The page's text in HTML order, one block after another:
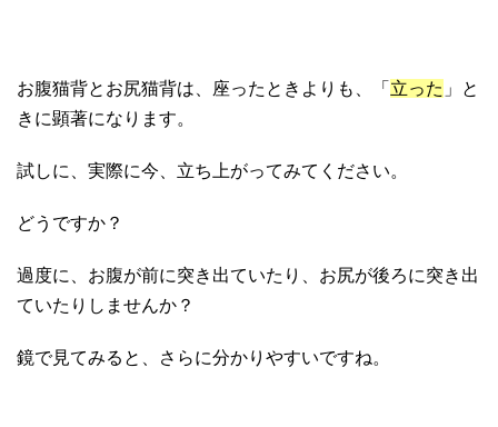
お腹猫背とお尻猫背は、座ったときよりも、「 立った 」と
きに顕著になります。
試しに、実際に今、立ち上がってみてください。
どうですか？
過度に、お腹が前に突き出ていたり、お尻が後ろに突き出
ていたりしませんか？
鏡で見てみると、さらに分かりやすいですね。